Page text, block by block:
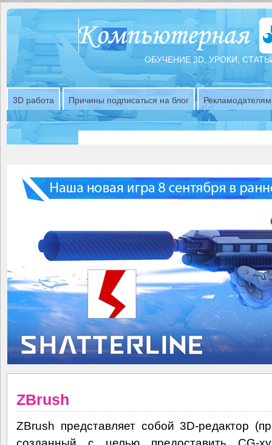
ОБУЧЕНИЕ 3D, УРОКИ,
3D работа Причины подписаться на блог Рекламодателям
ZBrush
ZBrush представляет собой 3D-редактор